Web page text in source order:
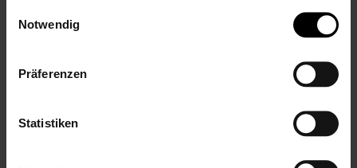
Notwendig
Präferenzen
Statistiken
39,99 €